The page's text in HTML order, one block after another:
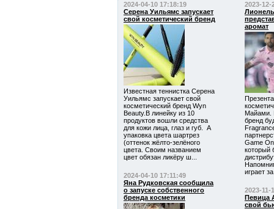
2024-04-10 17:18:19
Серена Уильямс запускает
свой косметический бренд
Известная теннистка Серена
Уильямс запускает свой
косметический бренд Wyn
Beauty.В линейку из 10
продуктов вошли средства
для кожи лица, глаз и губ. А
упаковка цвета шартрез
(оттенок жёлто-зелёного
цвета. Своим названием
цвет обязан ликёру ш...
2024-04-10 17:11:49
Яна Рудковская сообщила
о запуске собственного
бренда косметики
2023-12-
аромат
Майами.
бренд
Game
который
играет
2023-11-
Певица
свой